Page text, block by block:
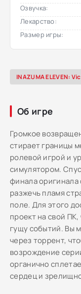
Озвучка:
Лекарство:
Размер игры:
INAZUMA ELEVEN:
Об игре
Громкое
стирает границы
ролевой игрой и
симулятором.
финала
разжечь пламя
поле. Для этого
проект на свой
гущу событий. Вы
через торрент,
возрождение
органично
сердец и